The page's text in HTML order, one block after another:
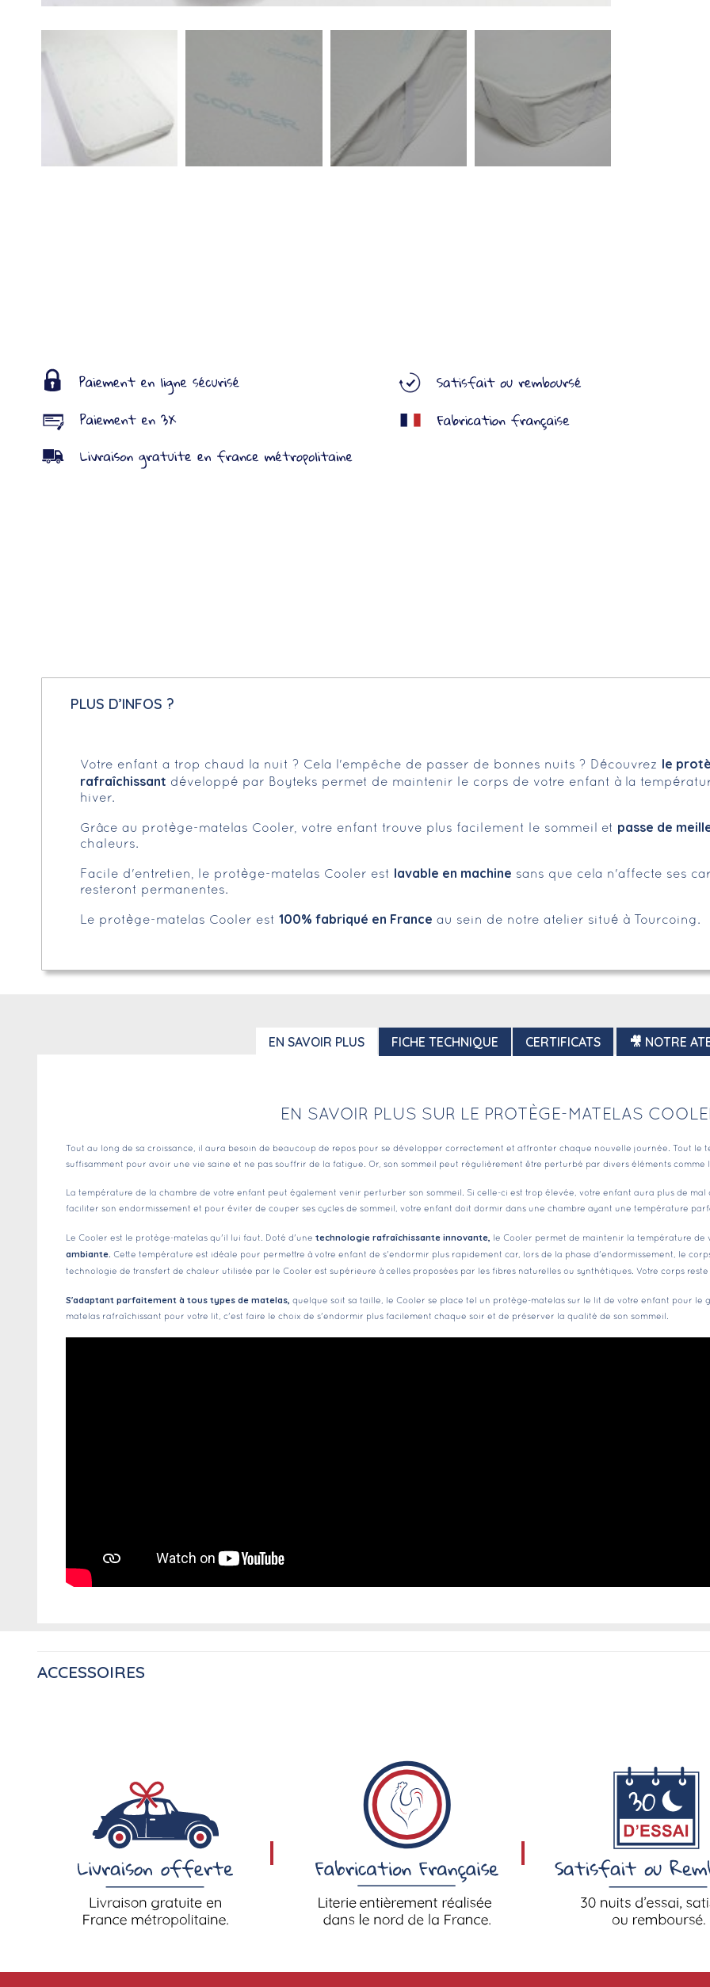
PLUS D’INFOS ?
Votre enfant a trop chaud la nuit ? Cela l'empêche de passer de bonnes nuits ? Découvrez le
rafraîchissant développé par Boyteks permet de maintenir le corps de votre enfant à la
hiver.
Grâce au protège-matelas Cooler, votre enfant trouve plus facilement le sommeil et passe de
chaleurs.
Facile d'entretien, le protège-matelas Cooler est lavable en machine sans que cela n'affecte ses
resteront permanentes.
Le protège-matelas Cooler est 100% fabriqué en France au sein de notre atelier situé à Tourcoing.
EN SAVOIR PLUS FICHE TECHNIQUE CERTIFICATS 🎥 NOTRE
EN SAVOIR PLUS SUR LE PROTÈGE-MATELAS
Tout au long de sa croissance, il aura besoin de beaucoup de repos pour se développer correctement et affronter chaque nouvelle journée. Tout le
suffisamment pour avoir une vie saine et ne pas souffrir de la fatigue. Or, son sommeil peut régulièrement être perturbé par divers éléments comme
La température de la chambre de votre enfant peut également venir perturber son sommeil. Si celle-ci est trop élevée, votre enfant aura plus de
faciliter son endormissement et pour éviter de couper ses cycles de sommeil, votre enfant doit dormir dans une chambre ayant une température
Le Cooler est le protège-matelas qu'il lui faut. Doté d'une technologie rafraîchissante innovante, le Cooler permet de maintenir la température de
ambiante. Cette température est idéale pour permettre à votre enfant de s'endormir plus rapidement car, lors de la phase d'endormissement, le
technologie de transfert de chaleur utilisée par le Cooler est supérieure à celles proposées par les fibres naturelles ou synthétiques. Votre corps
S'adaptant parfaitement à tous types de matelas, quelque soit sa taille, le Cooler se place tel un protège-matelas sur le lit de votre enfant pour
matelas rafraîchissant pour votre lit, c'est faire le choix de s'endormir plus facilement chaque soir et de préserver la qualité de son sommeil.
ACCESSOIRES